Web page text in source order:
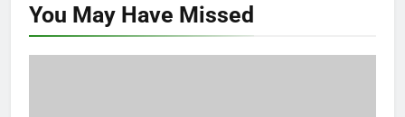
You May Have Missed